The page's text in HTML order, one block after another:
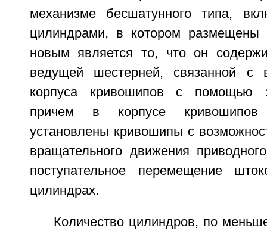
механизме бесшатунного типа,
цилиндрами, в котором
новым является то, что он
ведущей шестерней, связанной с
корпуса кривошипов с помощью
причем в корпусе кривошипов
установлены кривошипы с
вращательного движения
поступательное перемещение
цилиндрах.
Количество цилиндров, по